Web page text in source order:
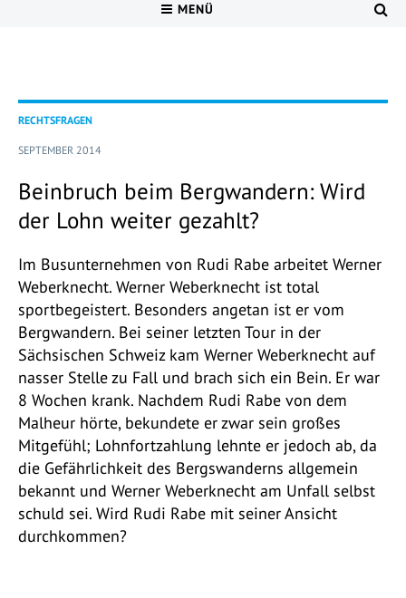
MENÜ
RECHTSFRAGEN
SEPTEMBER 2014
Beinbruch beim Bergwandern: Wird
der Lohn weiter gezahlt?
Im Busunternehmen von Rudi Rabe arbeitet Werner
Weberknecht. Werner Weberknecht ist total
sportbegeistert. Besonders angetan ist er vom
Bergwandern. Bei seiner letzten Tour in der
Sächsischen Schweiz kam Werner Weberknecht auf
nasser Stelle zu Fall und brach sich ein Bein. Er war
8 Wochen krank. Nachdem Rudi Rabe von dem
Malheur hörte, bekundete er zwar sein großes
Mitgefühl; Lohnfortzahlung lehnte er jedoch ab, da
die Gefährlichkeit des Bergswanderns allgemein
bekannt und Werner Weberknecht am Unfall selbst
schuld sei. Wird Rudi Rabe mit seiner Ansicht
durchkommen?